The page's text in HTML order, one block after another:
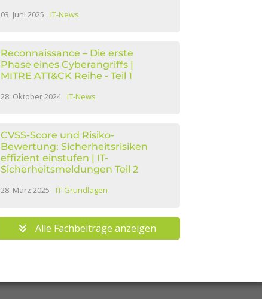
03. Juni 2025 IT-News
Reconnaissance – Die erste
Phase eines Cyberangriffs |
MITRE ATT&CK Reihe - Teil 1
28. Oktober 2024 IT-News
CVSS-Score und Risiko-
Bewertung: Sicherheitsrisiken
effizient einstufen | IT-
Sicherheitsmeldungen Teil 2
28. März 2025 IT-Grundlagen
Alle Fachbeiträge anzeigen